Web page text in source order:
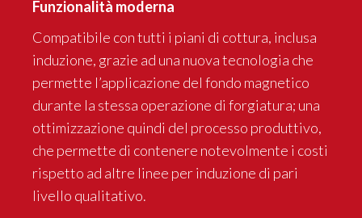
Funzionalità moderna
Compatibile con tutti i piani di cottura, inclusa
induzione, grazie ad una nuova tecnologia che
permette l’applicazione del fondo magnetico
durante la stessa operazione di forgiatura; una
ottimizzazione quindi del processo produttivo,
che permette di contenere notevolmente i costi
rispetto ad altre linee per induzione di pari
livello qualitativo.